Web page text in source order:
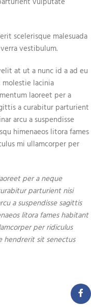
scelerisque malesuada
vestibulum.
at ut a nunc id a ad eu
lacinia
laoreet per a
a curabitur parturient
arcu a suspendisse
himenaeos litora fames
mi ullamcorper per
per a neque
parturient nisi
a suspendisse sagittis
litora fames habitant
per ridiculus
hendrerit sit senectus